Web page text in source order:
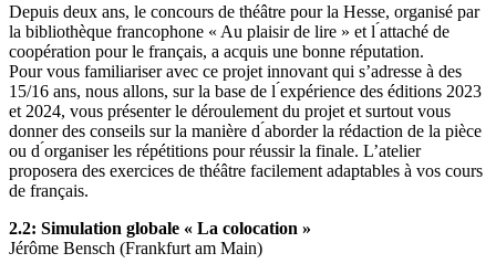
Depuis deux ans, le concours de théâtre pour la Hesse, organisé par
la bibliothèque francophone « Au plaisir de lire » et l ́attaché de
coopération pour le français, a acquis une bonne réputation.
Pour vous familiariser avec ce projet innovant qui s’adresse à des
15/16 ans, nous allons, sur la base de l ́expérience des éditions 2023
et 2024, vous présenter le déroulement du projet et surtout vous
donner des conseils sur la manière d ́aborder la rédaction de la pièce
ou d ́organiser les répétitions pour réussir la finale. L’atelier
proposera des exercices de théâtre facilement adaptables à vos cours
de français.
2.2: Simulation globale « La colocation »
Jérôme Bensch (Frankfurt am Main)